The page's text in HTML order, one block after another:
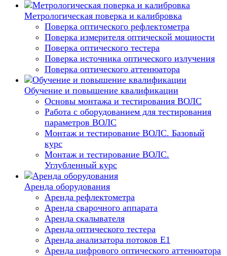
Метрологическая поверка и калибровка
Поверка оптического рефлектометра
Поверка измерителя оптической мощности
Поверка оптического тестера
Поверка источника оптического излучения
Поверка оптического аттенюатора
Обучение и повышение квалификации
Основы монтажа и тестирования ВОЛС
Работа с оборудованием для тестирования
параметров ВОЛС
Монтаж и тестирование ВОЛС. Базовый
курс
Монтаж и тестирование ВОЛС.
Углубленный курс
Аренда оборудования
Аренда рефлектометра
Аренда сварочного аппарата
Аренда скалывателя
Аренда оптического тестера
Аренда анализатора потоков Е1
Аренда цифрового оптического аттенюатора